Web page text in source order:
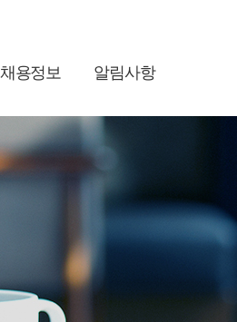
채용정보 알림사항